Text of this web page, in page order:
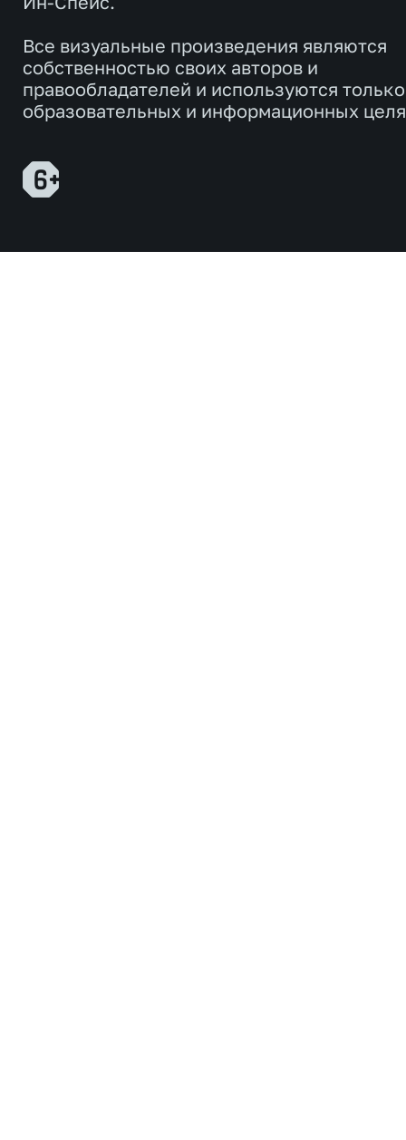
Все визуальные произведения являются
собственностью своих авторов и
правообладателей и используются
образовательных и информационных